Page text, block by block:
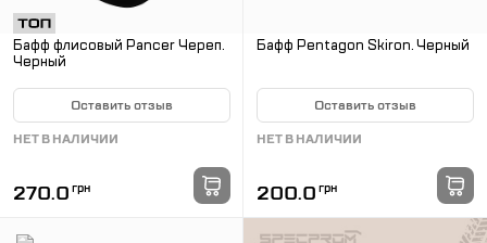
Бафф флисовый Pancer Череп.
Черный
Оставить отзыв
НЕТ В НАЛИЧИИ
270.0 грн
Бафф Pentagon Skiron. Черный
Оставить отзыв
НЕТ В НАЛИЧИИ
200.0 грн